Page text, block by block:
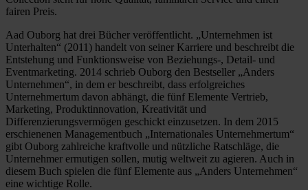
fairen Preis.
Aad Ouborg hat drei Bücher veröffentlicht. „Unternehmen ist
Unterhalten“ (2011) handelt von seiner Karriere und beschreibt die
Entstehung und Funktionsweise von Beziehungs-, Detail- und
Eventmarketing. 2014 schrieb Ouborg den Bestseller „Anders
Unternehmen“, in dem er beschreibt, dass erfolgreiches
Unternehmertum davon abhängt, die fünf Elemente Vertrieb,
Marketing, Produktinnovation, Kreativität und
Differenzierungsvermögen geschickt einzusetzen. In dem 2015
erschienenen Managementbuch „Internationales Unternehmertum“
gibt Ouborg zahlreiche kraftvolle und nützliche Ratschläge, die
Unternehmer ermutigen sollen, mutig weltweit zu agieren. Auch in
diesem Buch spielen die fünf Elemente aus „Anders Unternehmen“
eine wichtige Rolle.